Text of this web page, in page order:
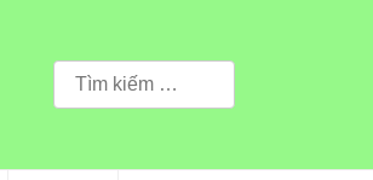
Tìm
kiếm